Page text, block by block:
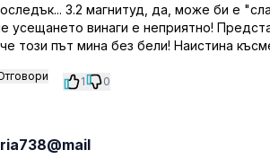
3.2 магнитуд, да, може би е
усещането винаги е неприятно!
този път мина без бели! Наистина
1 0